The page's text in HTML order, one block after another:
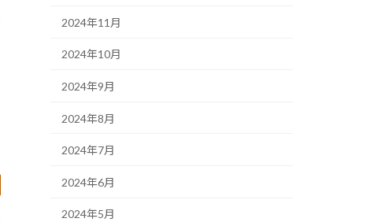
2024年11月
2024年10月
2024年9月
2024年8月
2024年7月
2024年6月
2024年5月